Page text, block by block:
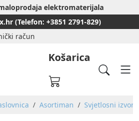
elektromaterijala
(Telefon: +3851 2791-829)
račun
Košarica
Asortiman Svjetlosni izvori